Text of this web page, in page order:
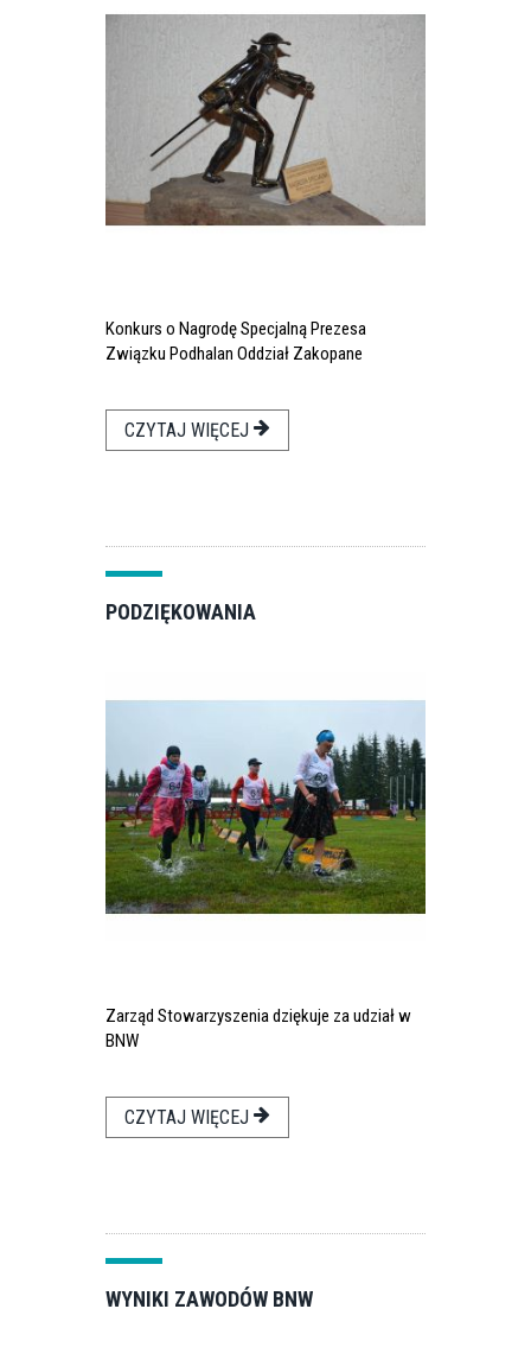
Konkurs o Nagrodę Specjalną Prezesa
Związku Podhalan Oddział Zakopane
CZYTAJ WIĘCEJ
PODZIĘKOWANIA
Zarząd Stowarzyszenia dziękuje za udział w
BNW
CZYTAJ WIĘCEJ
WYNIKI ZAWODÓW BNW